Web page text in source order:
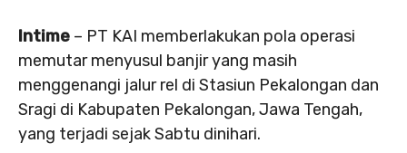
Intime – PT KAI memberlakukan pola operasi
memutar menyusul banjir yang masih
menggenangi jalur rel di Stasiun Pekalongan dan
Sragi di Kabupaten Pekalongan, Jawa Tengah,
yang terjadi sejak Sabtu dinihari.